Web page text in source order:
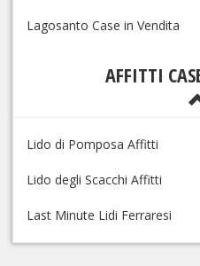
Lagosanto Case in Vendita
AFFITTI
Lido di Pomposa Affitti
Lido degli Scacchi Affitti
Last Minute Lidi Ferraresi